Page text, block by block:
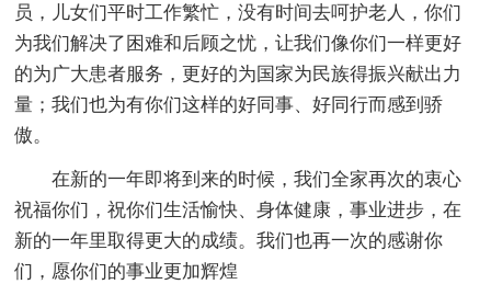
员，儿女们平时工作繁忙，没有时间去呵护老人，你们
为我们解决了困难和后顾之忧，让我们像你们一样更好
的为广大患者服务，更好的为国家为民族得振兴献出力
量；我们也为有你们这样的好同事、好同行而感到骄
傲。
在新的一年即将到来的时候，我们全家再次的衷心
祝福你们，祝你们生活愉快、身体健康，事业进步，在
新的一年里取得更大的成绩。我们也再一次的感谢你
们，愿你们的事业更加辉煌